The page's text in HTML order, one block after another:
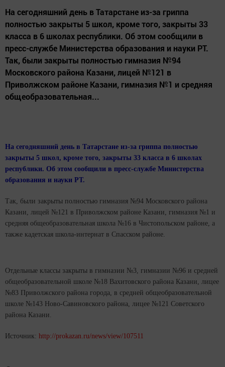
На сегодняшний день в Татарстане из-за гриппа
полностью закрыты 5 школ, кроме того, закрыты 33
класса в 6 школах республики. Об этом сообщили в
пресс-службе Министерства образования и науки РТ.
Так, были закрыты полностью гимназия №94
Московского района Казани, лицей №121 в
Приволжском районе Казани, гимназия №1 и средняя
общеобразовательная...
На сегодняшний день в Татарстане из-за гриппа полностью
закрыты 5 школ, кроме того, закрыты 33 класса в 6 школах
республики. Об этом сообщили в пресс-службе Министерства
образования и науки РТ.
Так, были закрыты полностью гимназия №94 Московского района
Казани, лицей №121 в Приволжском районе Казани, гимназия №1 и
средняя общеобразовательная школа №16 в Чистопольском районе, а
также кадетская школа-интернат в Спасском районе.
Отдельные классы закрыты в гимназии №3, гимназии №96 и средней
общеобразовательной школе №18 Вахитовского района Казани, лицее
№83 Приволжского района города, в средней общеобразовательной
школе №143 Ново-Савиновского района, лицее №121 Советского
района Казани.
Источник: http://prokazan.ru/news/view/107511